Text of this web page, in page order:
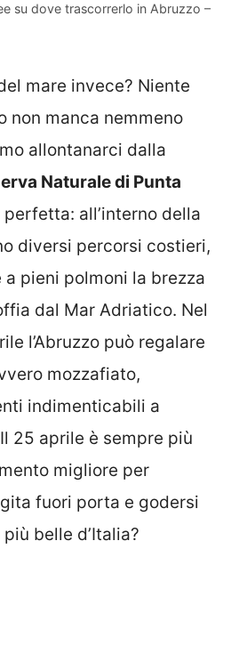
su dove trascorrerlo in Abruzzo –
mare invece? Niente
non manca nemmeno
allontanarci dalla
Naturale di Punta
perfetta: all’interno della
diversi percorsi costieri,
pieni polmoni la brezza
dal Mar Adriatico. Nel
l’Abruzzo può regalare
mozzafiato,
indimenticabili a
25 aprile è sempre più
migliore per
fuori porta e godersi
belle d’Italia?